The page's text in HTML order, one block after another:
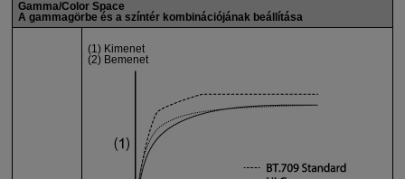
Gamma/Color Space
A gammagörbe és a színtér kombinációjának beállítása
(1) Kimenet
(2) Bemenet